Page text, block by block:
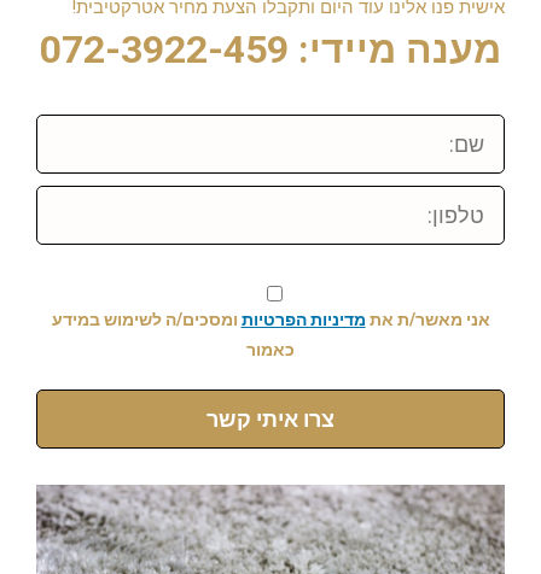
אישית פנו אלינו עוד היום ותקבלו הצעת מחיר אטרקטיבית!
מענה מיידי: 072-3922-459
שם:
טלפון:
אני מאשר/ת את מדיניות הפרטיות ומסכים/ה לשימוש במידע
כאמור
צרו איתי קשר